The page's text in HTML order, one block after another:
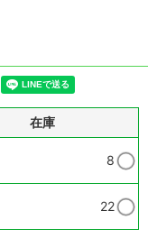
在庫
8
22